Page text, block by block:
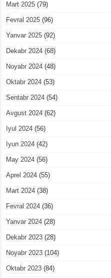
Mart 2025 (79)
Fevral 2025 (96)
Yanvar 2025 (92)
Dekabr 2024 (68)
Noyabr 2024 (48)
Oktabr 2024 (53)
Sentabr 2024 (54)
Avgust 2024 (62)
Iyul 2024 (56)
Iyun 2024 (42)
May 2024 (56)
Aprel 2024 (55)
Mart 2024 (38)
Fevral 2024 (36)
Yanvar 2024 (28)
Dekabr 2023 (28)
Noyabr 2023 (104)
Oktabr 2023 (84)